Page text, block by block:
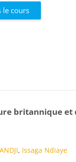
le cours
britannique et
, Issaga Ndiaye